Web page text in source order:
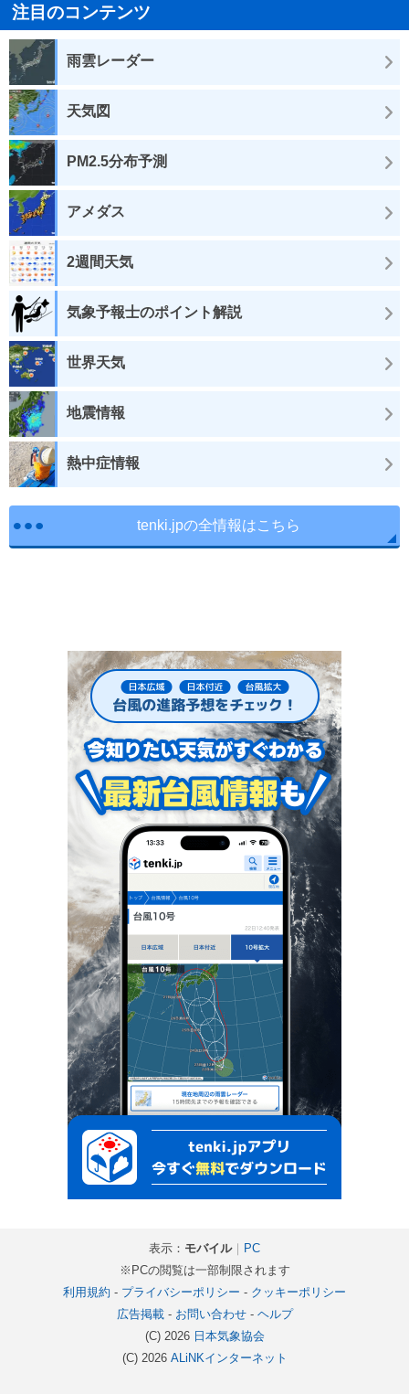
注目のコンテンツ
雨雲レーダー
天気図
PM2.5分布予測
アメダス
2週間天気
気象予報士のポイント解説
世界天気
地震情報
熱中症情報
tenki.jpの全情報はこちら
表示： モバイル｜ PC
※PCの閲覧は一部制限されます
利用規約 - プライバシーポリシー - クッキーポリシー
広告掲載- お問い合わせ- ヘルプ
(C) 2026 日本気象協会
(C) 2026 ALiNKインターネット